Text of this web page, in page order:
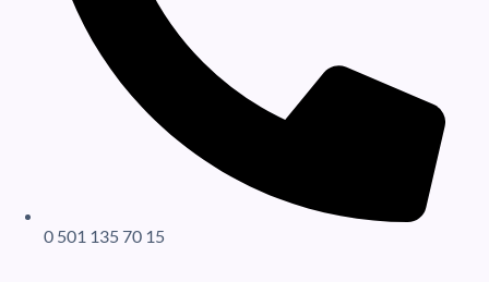
0 501 135 70 15